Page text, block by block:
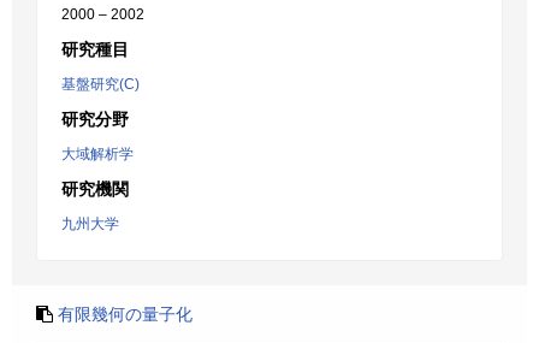
2000 – 2002
研究種目
基盤研究(C)
研究分野
大域解析学
研究機関
九州大学
有限幾何の量子化